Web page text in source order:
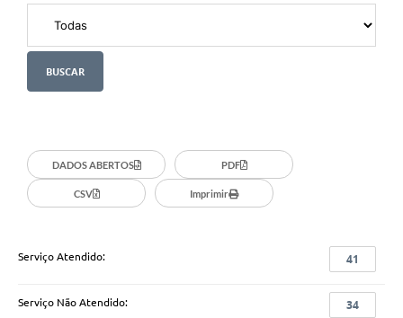
Telefones Úteis
Ouvidoria
Cavernas do Peruaçu
Galeria de Vídeos
Notícias
Arquivos para Download
Diário Oficial
DADOS ABERTOS PDF
CSV Imprimir
Serviço Atendido: 41
Serviço Não Atendido: 34